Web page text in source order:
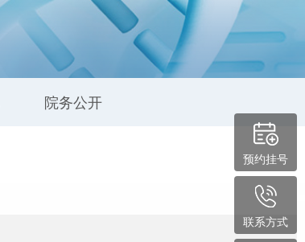
预约挂号
联系方式
院务公开